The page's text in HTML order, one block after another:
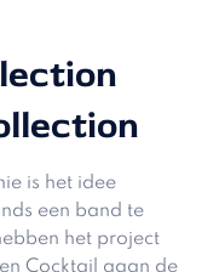
is het idee
een band te
het project
Cocktail gaan de